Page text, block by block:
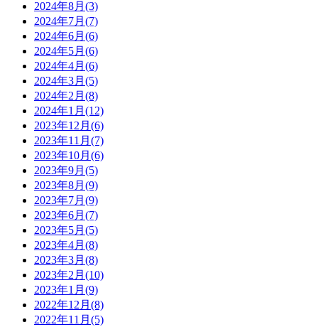
2024年8月(3)
2024年7月(7)
2024年6月(6)
2024年5月(6)
2024年4月(6)
2024年3月(5)
2024年2月(8)
2024年1月(12)
2023年12月(6)
2023年11月(7)
2023年10月(6)
2023年9月(5)
2023年8月(9)
2023年7月(9)
2023年6月(7)
2023年5月(5)
2023年4月(8)
2023年3月(8)
2023年2月(10)
2023年1月(9)
2022年12月(8)
2022年11月(5)